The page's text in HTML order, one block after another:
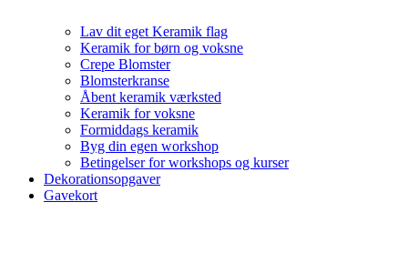
Lav dit eget Keramik flag
Keramik for børn og voksne
Crepe Blomster
Blomsterkranse
Åbent keramik værksted
Keramik for voksne
Formiddags keramik
Byg din egen workshop
Betingelser for workshops og kurser
Dekorationsopgaver
Gavekort